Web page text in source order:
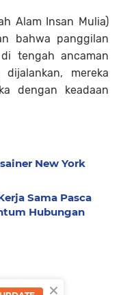
Alam Insan Mulia)
bahwa panggilan
tengah ancaman
dijalankan, mereka
dengan keadaan
New York
Sama Pasca
Hubungan